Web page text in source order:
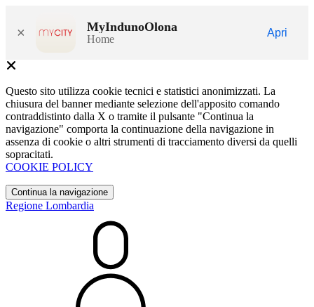
× MyIndunoOlona
Home
Apri
Questo sito utilizza cookie tecnici e statistici anonimizzati. La
chiusura del banner mediante selezione dell'apposito comando
contraddistinto dalla X o tramite il pulsante "Continua la
navigazione" comporta la continuazione della navigazione in
assenza di cookie o altri strumenti di tracciamento diversi da quelli
sopracitati.
COOKIE POLICY
Continua la navigazione
Regione Lombardia